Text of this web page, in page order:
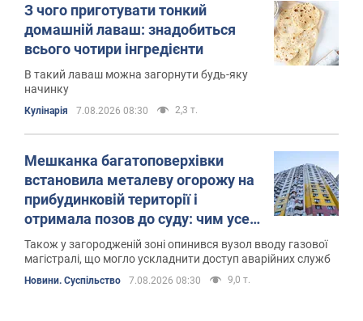
З чого приготувати тонкий
домашній лаваш: знадобиться
всього чотири інгредієнти
В такий лаваш можна загорнути будь-яку
начинку
Кулінарія 7.08.2026 08:30 2,3 т.
Мешканка багатоповерхівки
встановила металеву огорожу на
прибудинковій території і
отримала позов до суду: чим усе
скінчилось
Також у загородженій зоні опинився вузол вводу газової
магістралі, що могло ускладнити доступ аварійних служб
Новини. Суспільство 7.08.2026 08:30 9,0 т.